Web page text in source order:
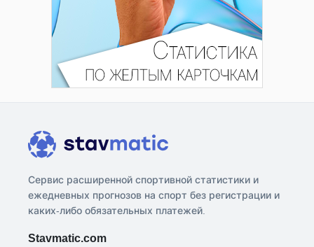
Сервис расширенной спортивной статистики и
ежедневных прогнозов на спорт без регистрации и
каких-либо обязательных платежей.
Stavmatic.com